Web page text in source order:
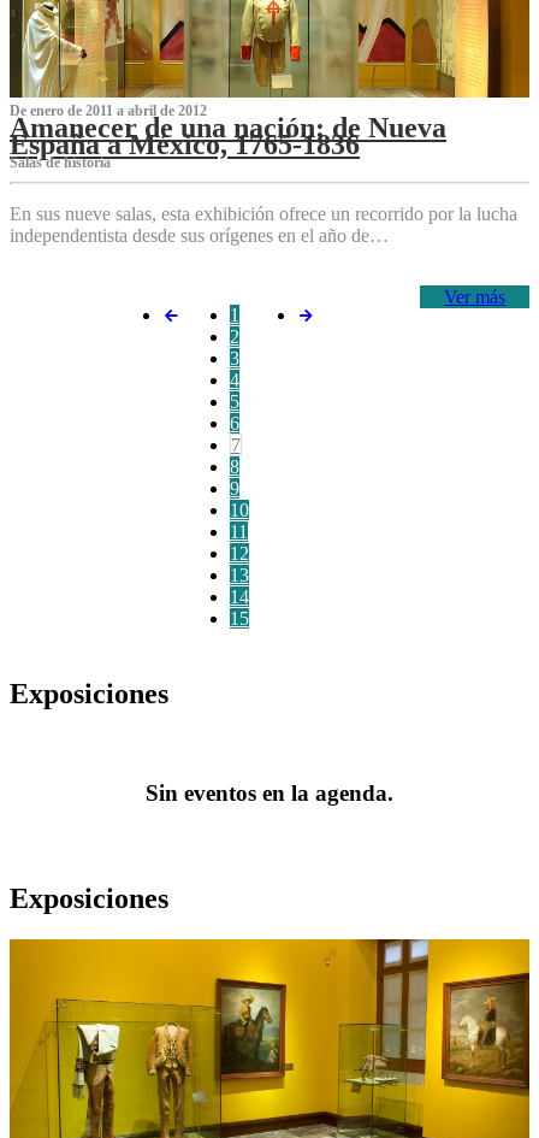
De enero de 2011 a abril de 2012
Amanecer de una nación: de Nueva
España a México, 1765-1836
Salas de historia
En sus nueve salas, esta exhibición ofrece un recorrido por la lucha
independentista desde sus orígenes en el año de…
Ver más
1
2
3
4
5
6
7
8
9
10
11
12
13
14
15
Exposiciones
Sin eventos en la agenda.
Exposiciones